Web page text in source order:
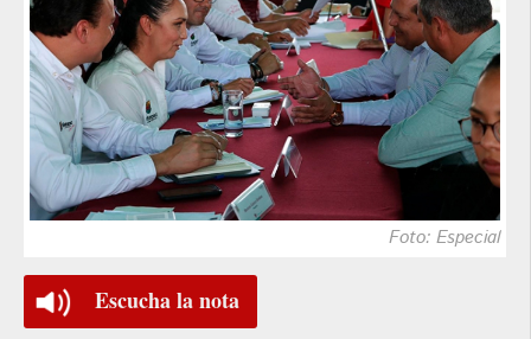
Foto: Especial
Escucha la nota